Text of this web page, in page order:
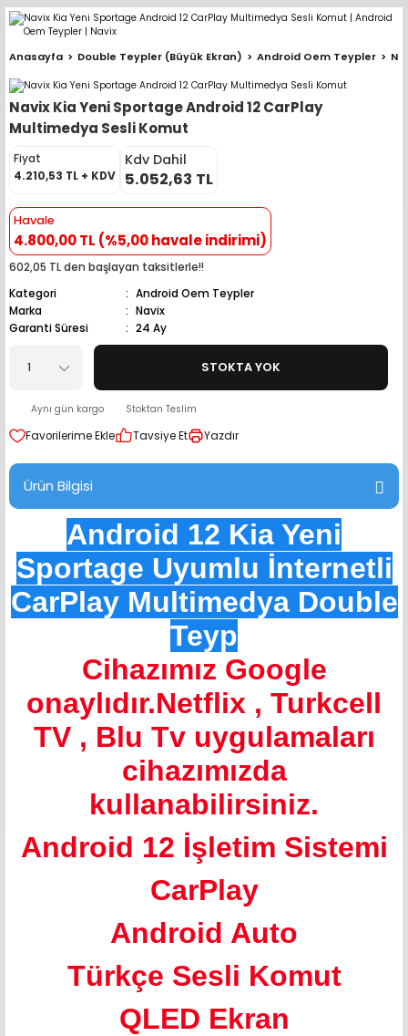
Geri Dön
Geri Dön
Teypler
Geri Dön
Geri Dön
Hoparlör Takımları
Takımları
Hoparlör Takımları
Hoparlör Takımları
Takımları
Takımları
Hoparlör Takımları
Geri Dön
Geri Dön
Geri Dön
Geri Dön
İçinden Ekran Çıkan )
Geri Dön
Anasayfa Double Teypler (Büyük Ekran) Android Oem Teypler
Navix Kia Yeni Sportage Android 12 CarPlay
Multimedya Sesli Komut
Fiyat
4.210,53 TL + KDV
Kdv Dahil
5.052,63 TL
Havale
4.800,00 TL (%5,00 havale indirimi)
602,05 TL den başlayan taksitlerle!!
Kategori
Android Oem Teypler
Marka
Navix
Garanti Süresi
24 Ay
STOKTA YOK
Aynı gün kargo Stoktan Teslim
Tavsiye Et Yazdır
Ürün Bilgisi
Android 12 Kia Yeni
Sportage Uyumlu İnternetli
CarPlay Multimedya Double
Teyp
Cihazımız Google
onaylıdır.Netflix , Turkcell
TV , Blu Tv uygulamaları
cihazımızda
kullanabilirsiniz.
Android 12 İşletim Sistemi
CarPlay
Android Auto
Türkçe Sesli Komut
QLED Ekran